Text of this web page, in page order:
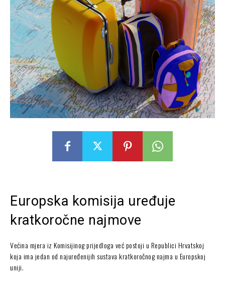
Europska komisija uređuje
kratkoročne najmove
Većina mjera iz Komisijinog prijedloga već postoji u Republici Hrvatskoj
koja ima jedan od najuređenijih sustava kratkoročnog najma u Europskoj
uniji.